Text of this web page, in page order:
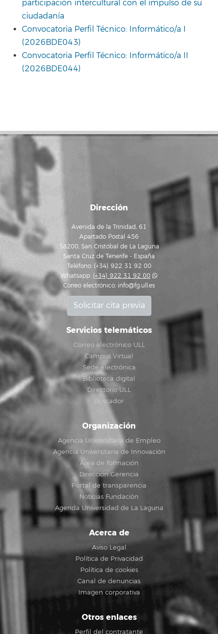
participación intercultural con el impulso de su
ciudadanía
Convocatoria Perfil Técnico: Informático/a I
(2026BDE043)
Convocatoria Perfil Técnico: Informático/a II
(2026BDE044)
Dirección
Avenida de la Trinidad, 61
Apartado Postal 456
38200, San Cristóbal de La Laguna
Santa Cruz de Tenerife - España
Teléfono: (+34) 922 31 92 00
Whatsapp: (+34) 922 31 92 00
Correo electrónico: info@fg.ull.es
Solicitar cita previa
Servicios telemáticos
Correo electrónico ULL
Campus Virtual
Sede electrónica
Biblioteca digital
Directorio ULL
Buscador
Organización
Agencia Universitaria de Empleo
Agencia Universitaria de Innovación
Área de formación
Dirección Gerencia
Portal de transparencia
Noticias Fundación
Agenda Universidad de La Laguna
Acerca de
Aviso Legal
Política de Privacidad
Política de cookies
Canal de denuncias
Imagen corporativa
Otros enlaces
Perfil del contratante